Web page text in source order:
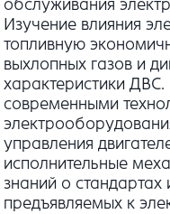
обслуживания
Изучение влияния
топливную
выхлопных газов и
характеристики
современными
управления
исполнительные
знаний о стандартах
предъявляемых к